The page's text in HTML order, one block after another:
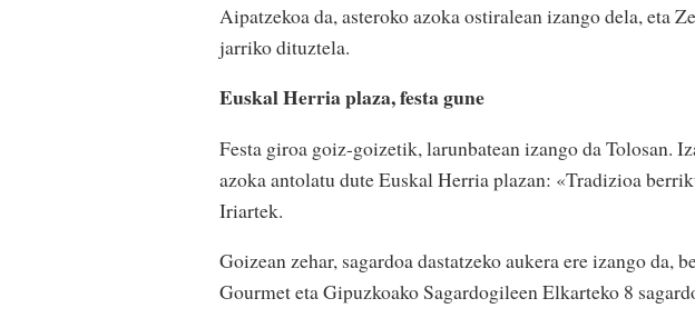
Aipatzekoa da, asteroko azoka ostiralean izango dela, eta
jarriko dituztela.
Euskal Herria plaza, festa gune
Festa giroa goiz-goizetik, larunbatean izango da Tolosan.
azoka antolatu dute Euskal Herria plazan: «Tradizioa
Iriartek.
Goizean zehar, sagardoa dastatzeko aukera ere izango da,
Gourmet eta Gipuzkoako Sagardogileen Elkarteko 8